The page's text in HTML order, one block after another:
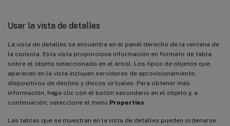
Usar la vista de detalles
La vista de detalles se encuentra en el panel derecho de la ventana de
la consola. Esta vista proporciona información en formato de tabla
sobre el objeto seleccionado en el árbol. Los tipos de objetos que
aparecen en la vista incluyen servidores de aprovisionamiento,
dispositivos de destino y discos virtuales. Para obtener más
información, haga clic con el botón secundario en el objeto y, a
continuación, seleccione el menú Properties.
Las tablas que se muestran en la vista de detalles pueden ordenarse